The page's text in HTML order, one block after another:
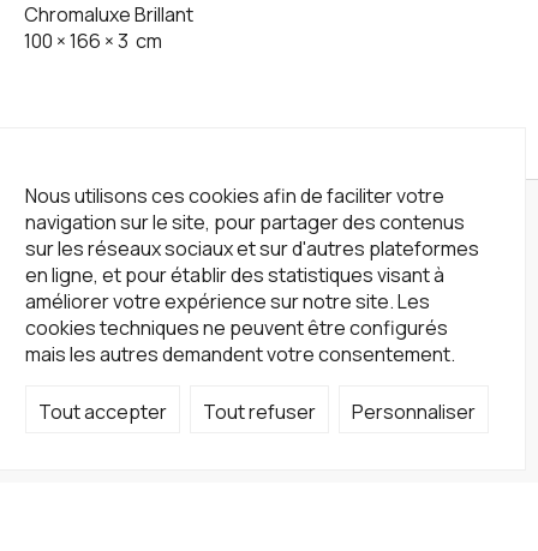
Nous utilisons ces cookies afin de faciliter votre
navigation sur le site, pour partager des contenus
sur les réseaux sociaux et sur d'autres plateformes
en ligne, et pour établir des statistiques visant à
améliorer votre expérience sur notre site. Les
cookies techniques ne peuvent être configurés
mais les autres demandent votre consentement.
Tout accepter Tout refuser Personnaliser
Chromaluxe Brillant
100 ×166 ×3 cm